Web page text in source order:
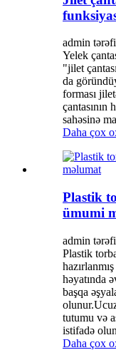
admin
Yelek
"jilet
da
forması
çantasının
sahəsinə
Daha çox
Plastik
ümumi
admin
Plastik
həyatında
başqa
tutumu və
istifadə
Daha çox